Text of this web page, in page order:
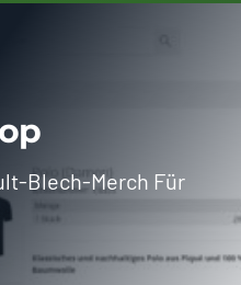
Blech-Merch Für